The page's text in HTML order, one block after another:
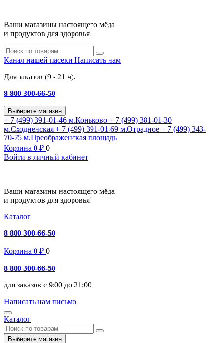
Ваши магазины настоящего мёда
и продуктов для здоровья!
Канал нашей пасеки Написать нам
Для заказов (9 - 21 ч):
8 800 300-66-50
Выберите магазин
+ 7 (499) 391-01-46 м.Коньково + 7 (499) 381-01-30
м.Сходненская + 7 (499) 391-01-69 м.Отрадное + 7 (499) 343-
70-75 м.Преображенская площадь
Корзина 0 ₽ 0
Войти в личный кабинет
Ваши магазины настоящего мёда
и продуктов для здоровья!
Каталог
8 800 300-66-50
Корзина 0 ₽ 0
8 800 300-66-50
для заказов с 9:00 до 21:00
Написать нам письмо
Каталог
Выберите магазин